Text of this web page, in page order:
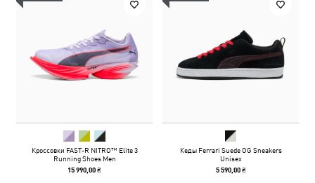
Кроссовки FAST-R NITRO™ Elite 3
Running Shoes Men
15 990,00 ₴
Кеды Ferrari Suede OG Sneakers
Unisex
5 590,00 ₴